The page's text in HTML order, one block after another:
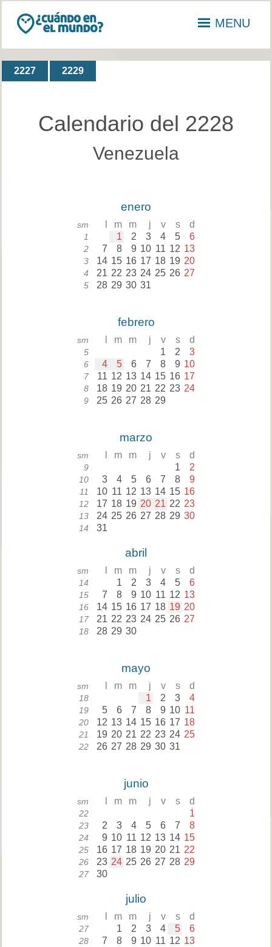
MENU
2227 2229
Calendario del 2228
Venezuela
enero
sm m m j v s d
1 1 2 3 4 5 6
2 7 8 9 10 11 12 13
3 14 15 16 17 18 19 20
4 21 22 23 24 25 26 27
5 28 29 30 31
febrero
sm m m j v s d
5 1 2 3
6 4 5 6 7 8 9 10
7 11 12 13 14 15 16 17
8 18 19 20 21 22 23 24
9 25 26 27 28 29
marzo
sm m m j v s d
9 1 2
10 3 4 5 6 7 8 9
11 10 11 12 13 14 15 16
12 17 18 19 20 21 22 23
13 24 25 26 27 28 29 30
14 31
abril
sm m m j v s d
14 1 2 3 4 5 6
15 7 8 9 10 11 12 13
16 14 15 16 17 18 19 20
17 21 22 23 24 25 26 27
18 28 29 30
mayo
sm m m j v s d
18 1 2 3 4
19 5 6 7 8 9 10 11
20 12 13 14 15 16 17 18
21 19 20 21 22 23 24 25
22 26 27 28 29 30 31
junio
sm m m j v s d
22 1
23 2 3 4 5 6 7 8
24 9 10 11 12 13 14 15
25 16 17 18 19 20 21 22
26 23 24 25 26 27 28 29
27 30
julio
sm m m j v s d
27 1 2 3 4 5 6
28 7 8 9 10 11 12 13